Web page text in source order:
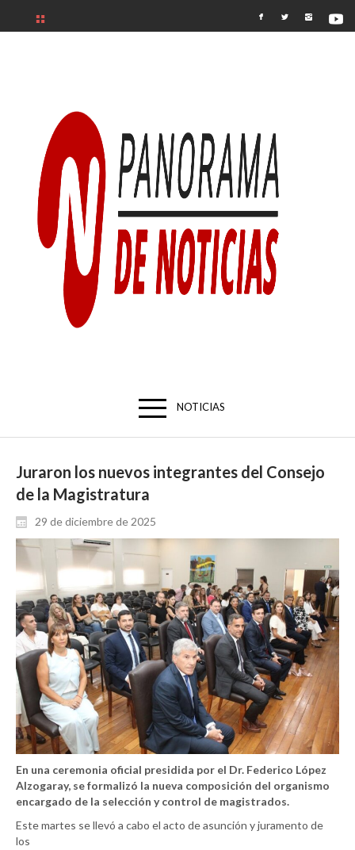
NOTICIAS
Juraron los nuevos integrantes del Consejo
de la Magistratura
29 de diciembre de 2025
En una ceremonia oficial presidida por el Dr. Federico López
Alzogaray, se formalizó la nueva composición del organismo
encargado de la selección y control de magistrados.
Este martes se llevó a cabo el acto de asunción y juramento de
los